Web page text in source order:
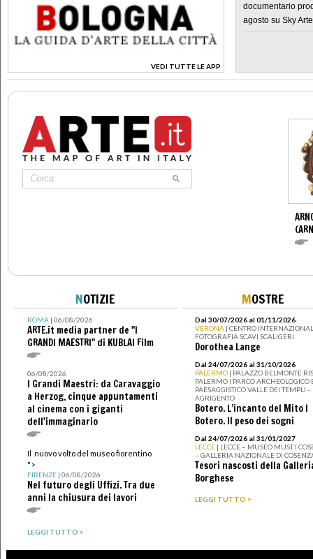
VEDI TUTTE LE APP
>
documentario
agosto su Sky Arte
NOTIZIE
ROMA| 06/08/2026
ARTE.it media partner de "I
GRANDI MAESTRI" di KUBLAI Film
06/08/2026
I Grandi Maestri: da Caravaggio
a Herzog, cinque appuntamenti
al cinema con i giganti
dell'immaginario
Il nuovo volto del museo fiorentino
">
FIRENZE| 06/08/2026
Nel futuro degli Uffizi. Tra due
anni la chiusura dei lavori
LEGGI TUTTO >
MOSTRE
Dal 30/07/2026 al 01/11/2026
VERONA | CENTRO
FOTOGRAFIA SCAVI SCALIGERI
Dorothea Lange
Dal 24/07/2026 al 31/10/2026
PALERMO | PALAZZO BELMONTE
PALERMO I PARCO ARCHEOLOGICO
PAESAGGISTICO VALLE DEI TEMPLI -
AGRIGENTO
Botero. L’incanto del Mito I
Botero. Il peso dei sogni
Dal 24/07/2026 al 31/01/2027
LECCE | LECCE – MUSEO MUST I
– GALLERIA NAZIONALE DI
Tesori nascosti della
Borghese
LEGGI TUTTO >